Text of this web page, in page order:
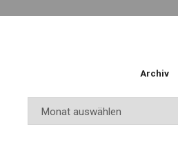
Archiv
Archiv